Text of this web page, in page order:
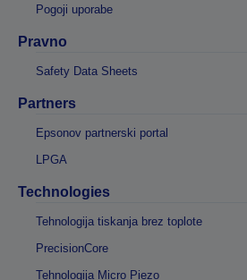
Pogoji uporabe
Pravno
Safety Data Sheets
Partners
Epsonov partnerski portal
LPGA
Technologies
Tehnologija tiskanja brez toplote
PrecisionCore
Tehnologija Micro Piezo